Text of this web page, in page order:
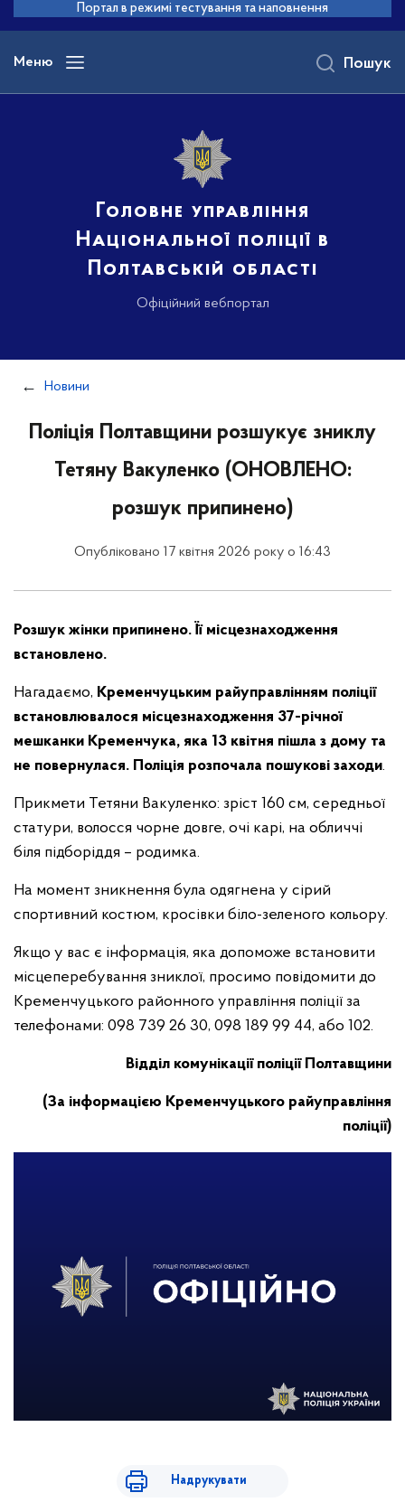
основного
вмісту
Портал в режимі тестування та наповнення
Меню
Головне управління
Національної поліції в
Полтавській області
Офіційний вебпортал
Пошук
Новини
Поліція Полтавщини розшукує зниклу
Тетяну Вакуленко (ОНОВЛЕНО:
розшук припинено)
Опубліковано 17 квітня 2026 року о 16:43
Розшук жінки припинено. Її місцезнаходження
встановлено.
Нагадаємо, Кременчуцьким райуправлінням поліції
встановлювалося місцезнаходження 37-річної
мешканки Кременчука, яка 13 квітня пішла з дому та
не повернулася. Поліція розпочала пошукові заходи.
Прикмети Тетяни Вакуленко: зріст 160 см, середньої
статури, волосся чорне довге, очі карі, на обличчі
біля підборіддя – родимка.
На момент зникнення була одягнена у сірий
спортивний костюм, кросівки біло-зеленого кольору.
Якщо у вас є інформація, яка допоможе встановити
місцеперебування зниклої, просимо повідомити до
Кременчуцького районного управління поліції за
телефонами: 098 739 26 30, 098 189 99 44, або 102.
Відділ комунікації поліції Полтавщини
(За інформацією Кременчуцького райуправління
поліції)
Надрукувати